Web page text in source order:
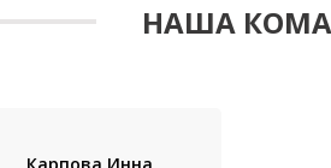
НАША
Карпова Инна